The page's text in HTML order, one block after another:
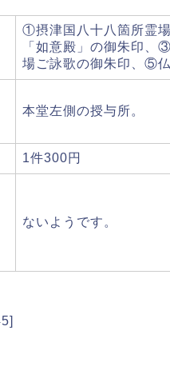
①摂津国八十八箇所霊
「如意殿」の御朱印
場ご詠歌の御朱印、⑤
本堂左側の授与所。
1件300円
ないようです。